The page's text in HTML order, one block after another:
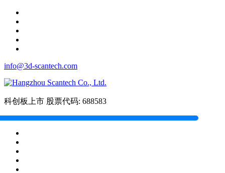
info@3d-scantech.com
科创板上市 股票代码: 688583